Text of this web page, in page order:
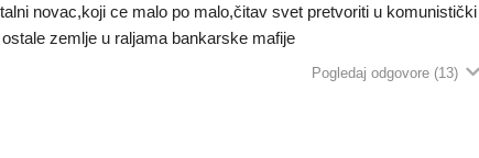
novac,koji ce malo po malo,čitav svet pretvoriti u komunistički
zemlje u raljama bankarske mafije
Pogledaj odgovore (13)